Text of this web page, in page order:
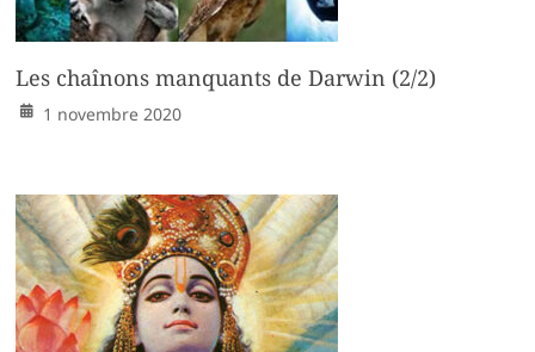
Les chaînons manquants de Darwin (2/2)
1 novembre 2020